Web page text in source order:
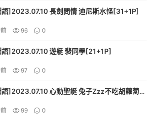
]2023.07.10 長劍問情 迪尼斯水怪[31+1P]
96 0
]2023.07.10 遊艇 裴同學[21+1P]
97 0
]2023.07.10 心動聖誕 兔子Zzz不吃胡蘿蔔
99 0